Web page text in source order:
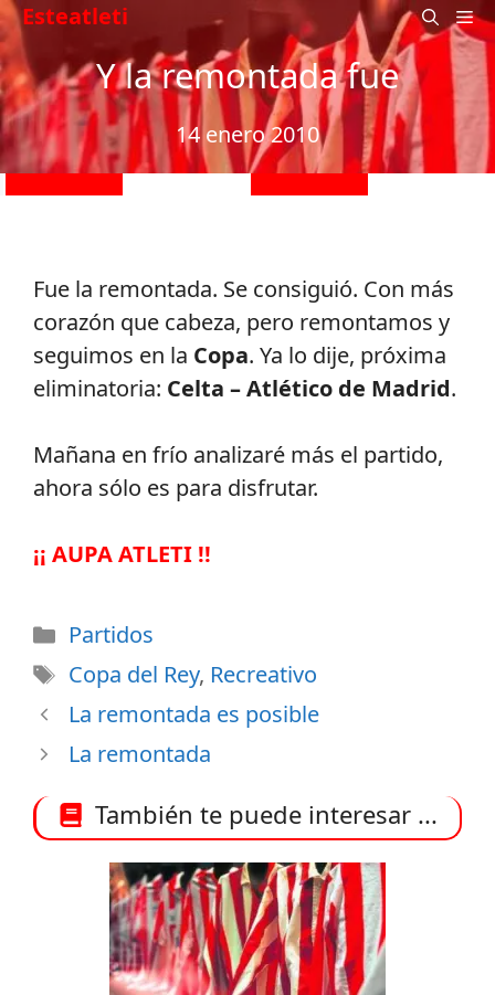
Saltar
al
contenido
Esteatleti
Y la remontada fue
14 enero 2010
Fue la remontada. Se consiguió. Con más
corazón que cabeza, pero remontamos y
seguimos en la Copa. Ya lo dije, próxima
eliminatoria: Celta – Atlético de Madrid.
Mañana en frío analizaré más el partido,
ahora sólo es para disfrutar.
¡¡ AUPA ATLETI !!
Categorías
Partidos
Etiquetas
Copa del Rey, Recreativo
La remontada es posible
La remontada
También te puede interesar ...